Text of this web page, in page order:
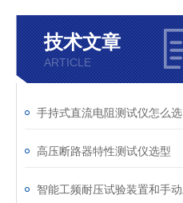
技术文章
ARTICLE
手持式直流电阻测试仪怎么选
高压断路器特性测试仪选型